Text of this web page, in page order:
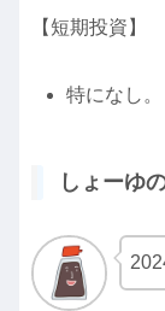
【短期投資】
特になし。
しょーゆ